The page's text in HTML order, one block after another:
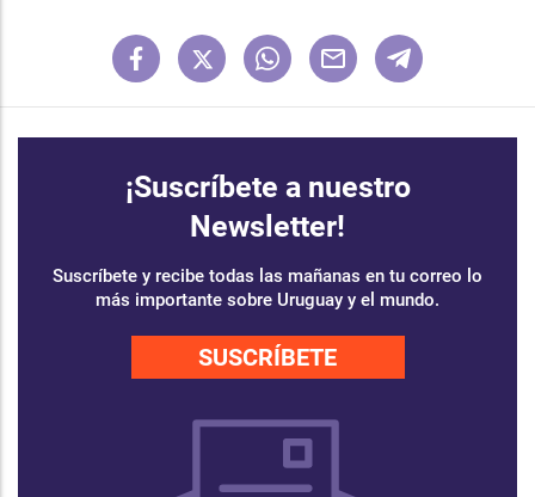
¡Suscríbete a nuestro
Newsletter!
Suscríbete y recibe todas las mañanas en tu correo lo
más importante sobre Uruguay y el mundo.
SUSCRÍBETE